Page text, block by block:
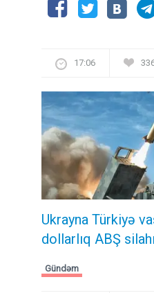
17:06
Ukrayna Türkiyə
dollarlıq ABŞ
Gündəm